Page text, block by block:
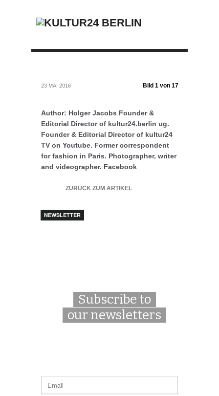
23 MAI 2016 Bild 1 von 17
Author: Holger Jacobs Founder &
Editorial Director of kultur24.berlin ug.
Founder & Editorial Director of kultur24
TV on Youtube. Former correspondent
for fashion in Paris. Photographer, writer
and videographer. Facebook
ZURÜCK ZUM ARTIKEL
NEWSLETTER
Subscribe to
our newsletters